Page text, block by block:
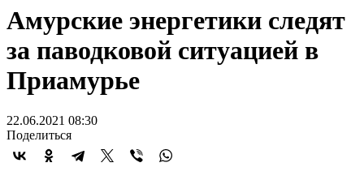
Амурские энергетики следят
за паводковой ситуацией в
Приамурье
22.06.2021 08:30
Поделиться